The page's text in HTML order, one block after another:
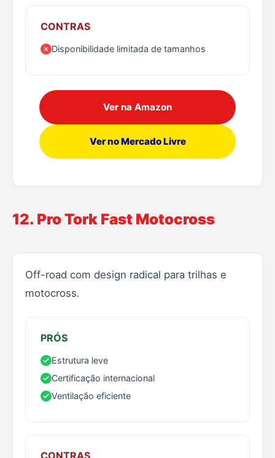
CONTRAS
Disponibilidade limitada de tamanhos
Ver na Amazon
Ver no Mercado Livre
12. Pro Tork Fast Motocross
Off-road com design radical para trilhas e
motocross.
PRÓS
Estrutura leve
Certificação internacional
Ventilação eficiente
CONTRAS